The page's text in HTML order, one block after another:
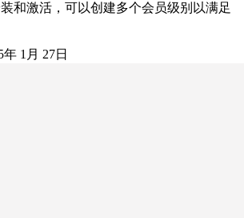
和激活，可以创建多个会员级别以满足
年 1月 27日